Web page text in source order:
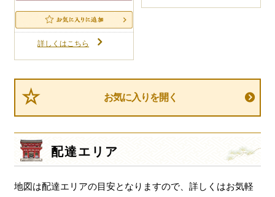
詳しくはこちら
お気に入りを開く
配達エリア
地図は配達エリアの目安となりますので、詳しくはお気軽